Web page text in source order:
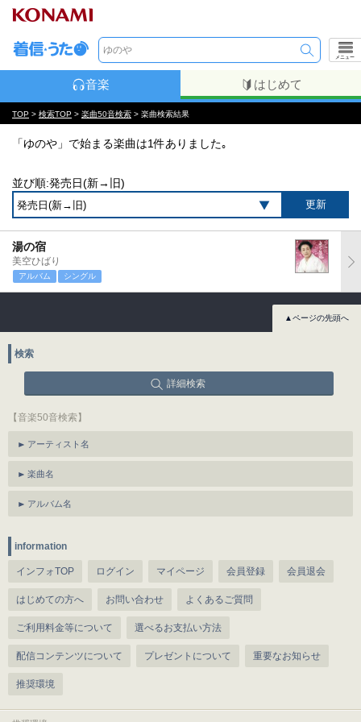
メニュー
音楽 はじめて
TOP > 検索TOP > 楽曲50音検索 > 楽曲検索結果
「ゆのや」で始まる楽曲は1件ありました｡
並び順:発売日(新→旧)
湯の宿
美空ひばり
アルバム シングル
▲ページの先頭へ
検索
詳細検索
【音楽50音検索】
アーティスト名
楽曲名
アルバム名
information
インフォTOP ログイン マイページ 会員登録 会員退会
はじめての方へ お問い合わせ よくあるご質問
ご利用料金等について 選べるお支払い方法
配信コンテンツについて プレゼントについて 重要なお知らせ
推奨環境